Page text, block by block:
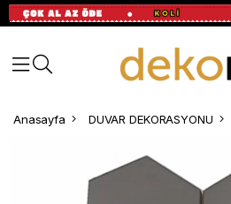
Anasayfa DUVAR DEKORASYONU